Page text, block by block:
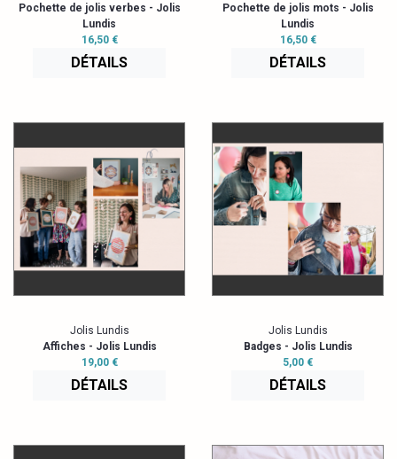
Pochette de jolis verbes - Jolis
Lundis
16,50 €
DÉTAILS
Pochette de jolis mots - Jolis
Lundis
16,50 €
DÉTAILS
Jolis Lundis
Affiches - Jolis Lundis
19,00 €
DÉTAILS
Jolis Lundis
Badges - Jolis Lundis
5,00 €
DÉTAILS